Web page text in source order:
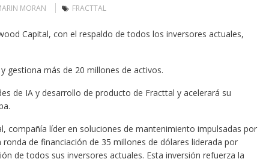
MORAN FRACTTAL
Capital, con el respaldo de todos los inversores actuales,
gestiona más de 20 millones de activos.
de IA y desarrollo de producto de Fracttal y acelerará su
compañía líder en soluciones de mantenimiento impulsadas por
de financiación de 35 millones de dólares liderada por
de todos sus inversores actuales. Esta inversión refuerza la